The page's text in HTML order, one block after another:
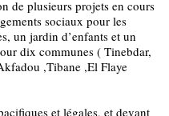
de plusieurs projets en cours
sociaux pour les
un jardin d’enfants et un
dix communes ( Tinebdar,
,Tibane ,El Flaye
et légales, et devant